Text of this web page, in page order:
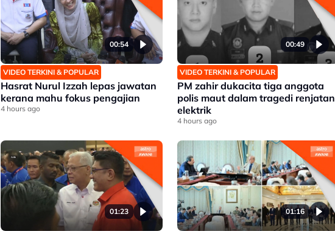
00:54
VIDEO TERKINI & POPULAR
Hasrat Nurul Izzah lepas jawatan
kerana mahu fokus pengajian
4 hours ago
00:49
VIDEO TERKINI & POPULAR
PM zahir dukacita tiga anggota
polis maut dalam tragedi renjatan
elektrik
4 hours ago
01:23 01:16